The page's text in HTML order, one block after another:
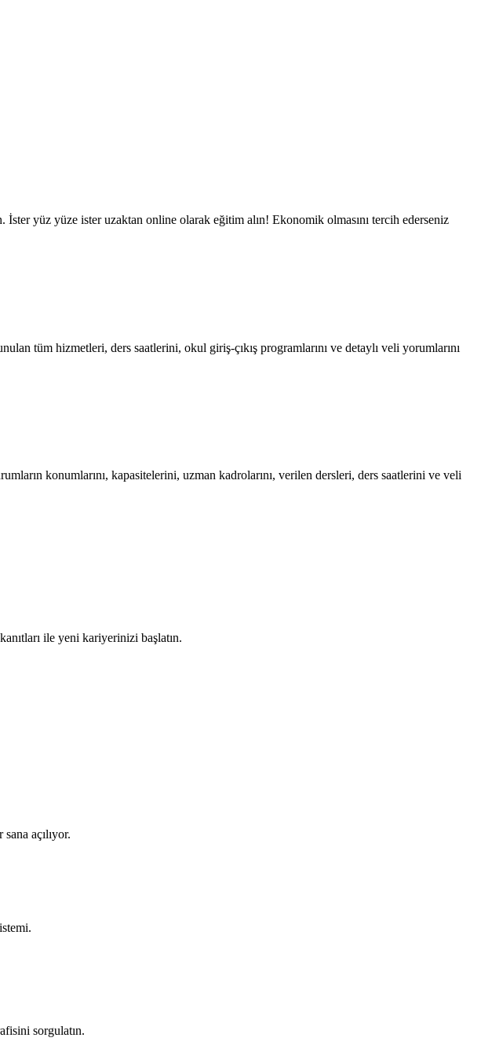
yüz yüze ister uzaktan online olarak eğitim alın! Ekonomik olmasını tercih ederseniz
tüm hizmetleri, ders saatlerini, okul giriş-çıkış programlarını ve detaylı veli yorumlarını
konumlarını, kapasitelerini, uzman kadrolarını, verilen dersleri, ders saatlerini ve veli
ile yeni kariyerinizi başlatın.
açılıyor.
sorgulatın.